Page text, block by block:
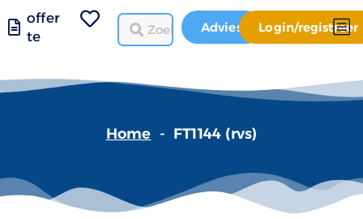
offer
te
Advies Login/registreer
Home - FT1144 (rvs)